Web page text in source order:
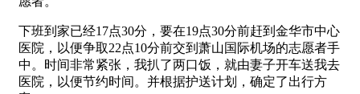
下班到家已经17点30分，要在19点30分前赶到金华市中心
医院，以便争取22点10分前交到萧山国际机场的志愿者手
中。时间非常紧张，我扒了两口饭，就由妻子开车送我去
医院，以便节约时间。并根据护送计划，确定了出行方